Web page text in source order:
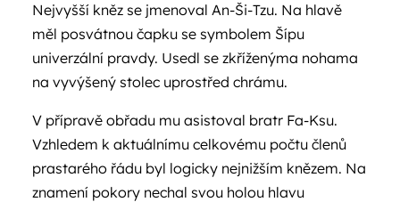
Nejvyšší kněz se jmenoval An-Ši-Tzu. Na hlavě
měl posvátnou čapku se symbolem Šípu
univerzální pravdy. Usedl se zkříženýma nohama
na vyvýšený stolec uprostřed chrámu.
V přípravě obřadu mu asistoval bratr Fa-Ksu.
Vzhledem k aktuálnímu celkovému počtu členů
prastarého řádu byl logicky nejnižším knězem. Na
znamení pokory nechal svou holou hlavu